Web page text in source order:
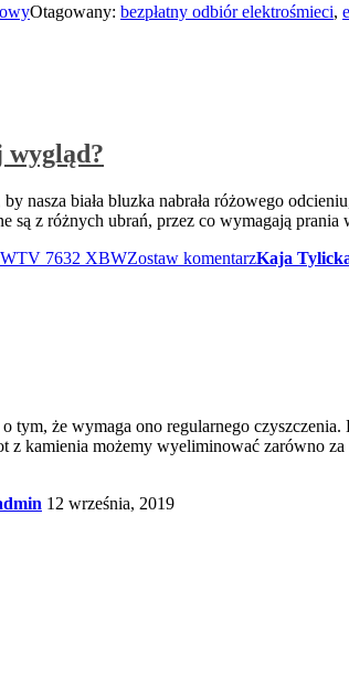
Otagowany: bezpłatny odbiór elektrośmieci,
wygląd?
biała bluzka nabrała różowego
są z różnych ubrań, przez co wymagają
7632 XBWZostaw komentarzKaja
tym, że wymaga ono regularnego
z kamienia możemy wyeliminować zarówno
12 września, 2019